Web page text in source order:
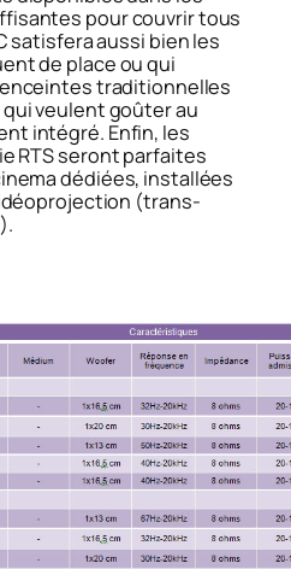
pour couvrir tous
satisfera aussi bien les
de place ou qui
traditionnelles
qui veulent goûter au
intégré. Enfin, les
RTS seront parfaites
dédiées, installées
(trans-